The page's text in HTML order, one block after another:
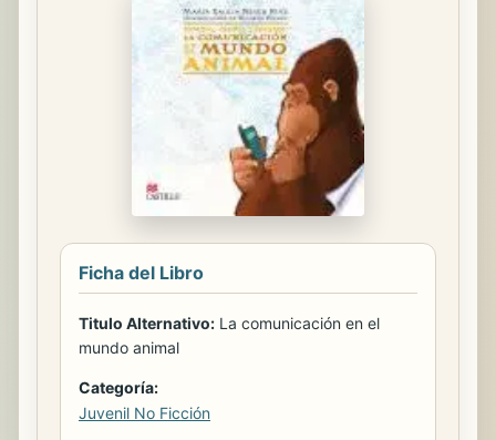
Ficha del Libro
Titulo Alternativo: La comunicación en el
mundo animal
Categoría:
Juvenil No Ficción